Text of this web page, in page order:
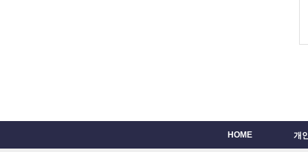
HOME 개